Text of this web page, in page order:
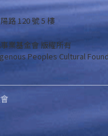
路 120 號 5 樓
業基金會 版權所有
Peoples Cultural